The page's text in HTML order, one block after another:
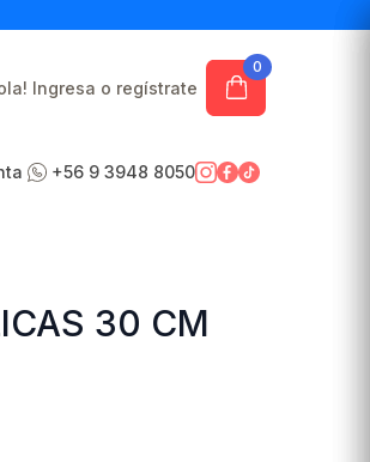
0
Ingresa o regístrate
+56 9 3948 8050
30 CM